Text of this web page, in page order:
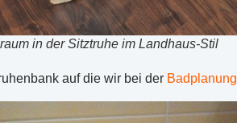
in der Sitztruhe im Landhaus-Stil
auf die wir bei der Badplanung